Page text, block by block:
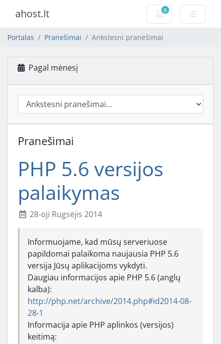
ahost.lt 0
Pirkinių krepšelis
Portalas Pranešimai Ankstesni pranešimai
Pagal mėnesį
Pranešimai
PHP 5.6 versijos
palaikymas
28-oji Rugsėjis 2014
Informuojame, kad mūsų serveriuose
papildomai palaikoma naujausia PHP 5.6
versija Jūsų aplikacijoms vykdyti.
Daugiau informacijos apie PHP 5.6 (anglų
kalba):
http://php.net/archive/2014.php#id2014-08-
28-1
Informacija apie PHP aplinkos (versijos)
keitimą: